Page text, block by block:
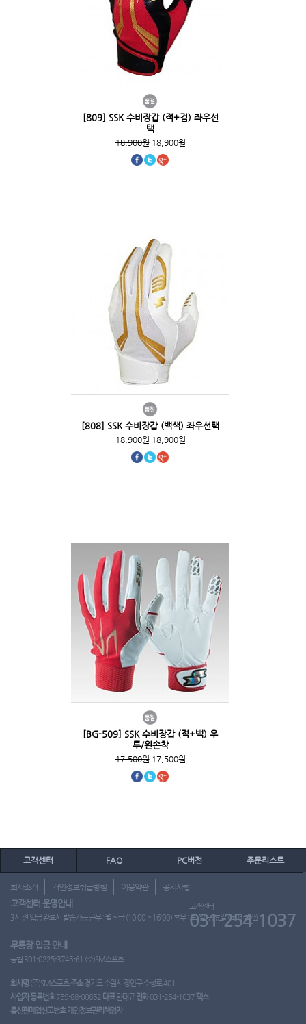
[809] SSK 수비장갑 (적+검) 좌우선
택
18,900원18,900원
[808] SSK 수비장갑 (백색) 좌우선택
18,900원18,900원
[BG-509] SSK 수비장갑 (적+백) 우
투/왼손착
17,500원17,500원
고객센터 FAQ PC버전 주문리스트
회사소개 개인정보취급방침 이용약관 공지사항
고객센터 운영안내
3시 전 입금 완료시 발송가능 근무 : 월 ~ 금 (10:00 ~ 16:00) 휴무 : 토, 일, 공휴일 (도매 불가)
고객센터
031-254-1037
무통장 입금 안내
농협 301-0225-3745-61 (주)SM스포츠
회사명 (주)SM스포츠주소경기도 수원시 장안구 수성로 401
사업자 등록번호759-88-00852 대표한대규 전화031-254-1037팩스
통신판매업신고번호 개인정보관리책임자